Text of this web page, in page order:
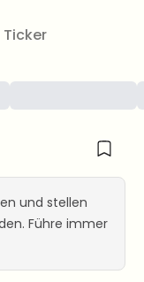
und stellen
Führe immer